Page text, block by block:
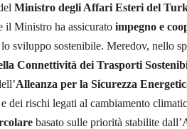
Ministro degli Affari Esteri del
il Ministro ha assicurato impegno e
sviluppo sostenibile. Meredov, nello
Connettività dei Trasporti
Alleanza per la Sicurezza
dei rischi legati al cambiamento
basato sulle priorità stabilite